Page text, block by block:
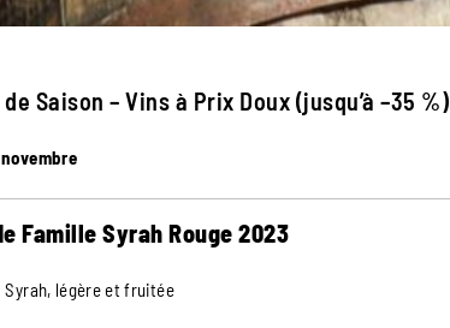
Saison – Vins à Prix Doux (jusqu’à –35 %)
novembre
Famille Syrah Rouge 2023
Syrah, légère et fruitée